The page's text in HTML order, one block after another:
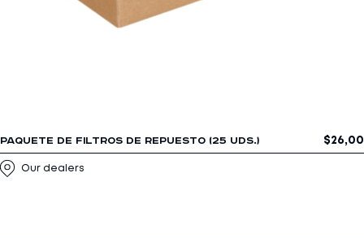
PAQUETE DE FILTROS DE REPUESTO (25 UDS.) $26,00
Our dealers